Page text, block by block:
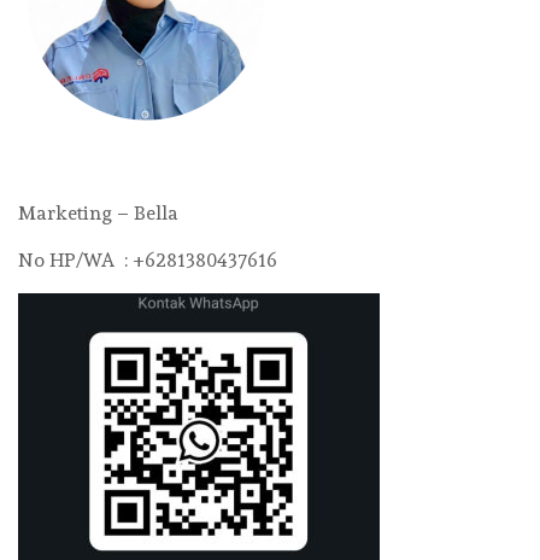
Marketing – Bella
No HP/WA : +6281380437616